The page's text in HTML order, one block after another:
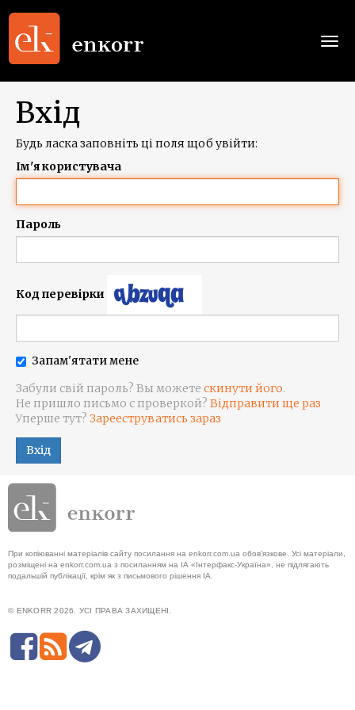
Вхід
Будь ласка заповніть ці поля щоб увійти:
Ім'я користувача
Пароль
Код перевірки
Запам'ятати мене
Забули свій пароль? Вы можете скинути його.
Не пришло письмо с проверкой? Відправити ще раз
Уперше тут? Зарееструватись зараз
Вхід
При копіюванні матеріалів сайту посилання на enkorr.com.ua обов'язкове. Усі матеріали,
розміщені на enkorr.com.ua з посиланням на ІА «Інтерфакс-Україна», не підлягають
подальшій публікації, крім як з письмового рішення ІА.
© ENKORR 2026. УСІ ПРАВА ЗАХИЩЕНІ.